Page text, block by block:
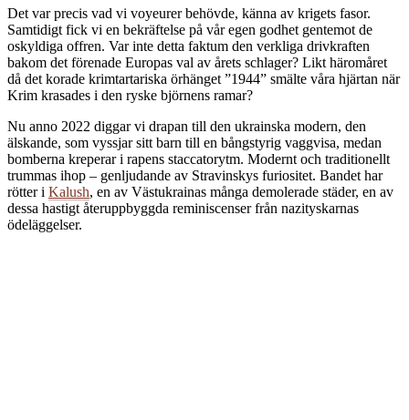
Det var precis vad vi voyeurer behövde, känna av krigets fasor.
Samtidigt fick vi en bekräftelse på vår egen godhet gentemot de
oskyldiga offren. Var inte detta faktum den verkliga drivkraften
bakom det förenade Europas val av årets schlager? Likt häromåret
då det korade krimtartariska örhänget ”1944” smälte våra hjärtan när
Krim krasades i den ryske björnens ramar?
Nu anno 2022 diggar vi drapan till den ukrainska modern, den
älskande, som vyssjar sitt barn till en bångstyrig vaggvisa, medan
bomberna kreperar i rapens staccatorytm. Modernt och traditionellt
trummas ihop – genljudande av Stravinskys furiositet. Bandet har
rötter i Kalush, en av Västukrainas många demolerade städer, en av
dessa hastigt återuppbyggda reminiscenser från nazityskarnas
ödeläggelser.